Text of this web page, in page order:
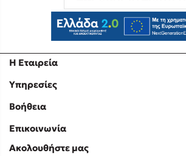
Η Εταιρεία
Υπηρεσίες
Βοήθεια
Επικοινωνία
Ακολουθήστε μας